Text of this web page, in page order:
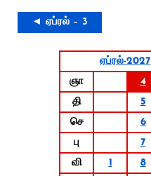
◄ ஏப்ரல் – 3
ஏப்ரல்-2027
ஞா
4
தி
5
செ
6
பு
7
வி
1 8